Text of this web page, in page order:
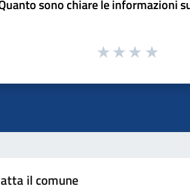
sono chiare le informazioni
il comune